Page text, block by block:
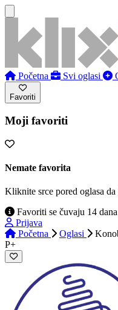
Početna Svi oglasi
Favoriti
Moji favoriti
Nemate favorita
Kliknite srce pored oglasa
Favoriti se čuvaju 14 dana
Prijava
Početna
Oglasi
P+